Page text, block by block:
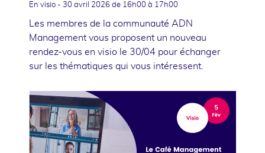
En visio - 30 avril 2026 de 16h00 à 17h00
Les membres de la communauté ADN
Management vous proposent un nouveau
rendez-vous en visio le 30/04 pour échanger
sur les thématiques qui vous intéressent.